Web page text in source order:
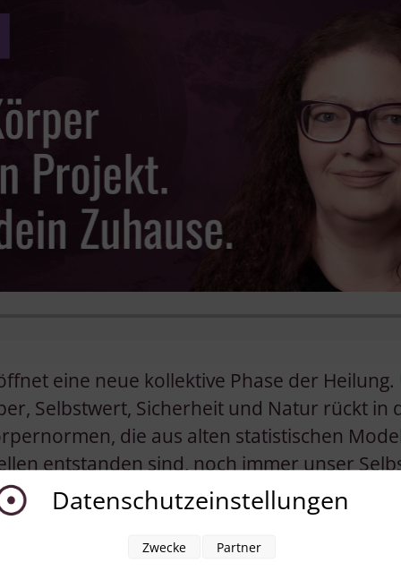
eine neue kollektive Phase der Heilung.
Selbstwert, Sicherheit und Natur rückt in
die aus alten statistischen
entstanden sind, noch immer unser
Menschen dem eigenen Körper
Chiron im Stier für die kommenden
Datenschutzeinstellungen
Zwecke Partner